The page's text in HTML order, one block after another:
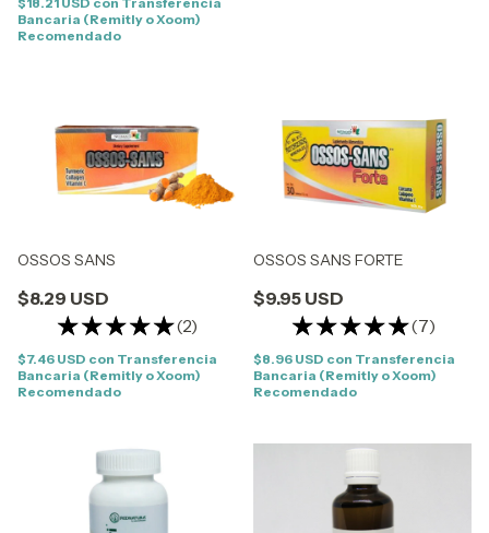
Bancaria (Remitly o Xoom)
Recomendado
OSSOS SANS
$8.29 USD
(2)
$7.46 USD con Transferencia
Bancaria (Remitly o Xoom)
Recomendado
OSSOS SANS FORTE
$9.95 USD
(7)
$8.96 USD con Transferencia
Bancaria (Remitly o Xoom)
Recomendado